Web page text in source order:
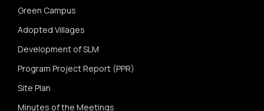
Green Campus
Adopted Villages
Development of SLM
Program Project Report (PPR)
Site Plan
Minutes of the Meetings